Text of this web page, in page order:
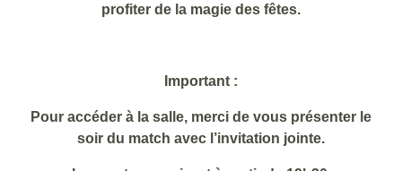
profiter de la magie des fêtes.
Important :
Pour accéder à la salle, merci de vous présenter le
soir du match avec l’invitation jointe.